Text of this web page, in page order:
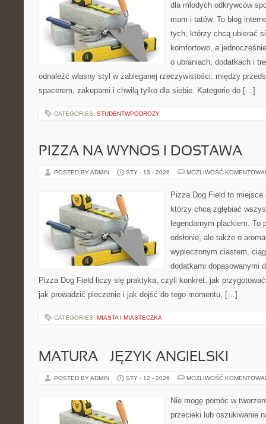
dla młodych odkrywców
mam i tatów. To blog
tych, którzy chcą ubierać
komfortowo, a
o ubraniach, dodatkach i
odnaleźć własny styl w zabieganej rzeczywistości: między
spacerem, zakupami i chwilą tylko dla siebie. Kategorie do […]
CATEGORIES: STUDENTWPODROZY
PIZZA NA WYNOS I DOSTAWA
POSTED BY ADMIN STY - 13 - 2026 MOŻLIWOŚĆ
Pizza Dog Field to
którzy chcą zgłębiać
legendarnym plackiem. To
odsłonie, ale także o
wypieczonym ciastem,
dodatkami dopasowanymi
Pizza Dog Field liczy się praktyka, czyli konkret: jak
jak prowadzić pieczenie i jak dojść do tego momentu, […]
CATEGORIES: MIASTA I MIASTECZKA
MATURA – JĘZYK ANGIELSKI
POSTED BY ADMIN STY - 12 - 2026 MOŻLIWOŚĆ
Nie mogę pomóc w
przecieki lub oszukiwanie